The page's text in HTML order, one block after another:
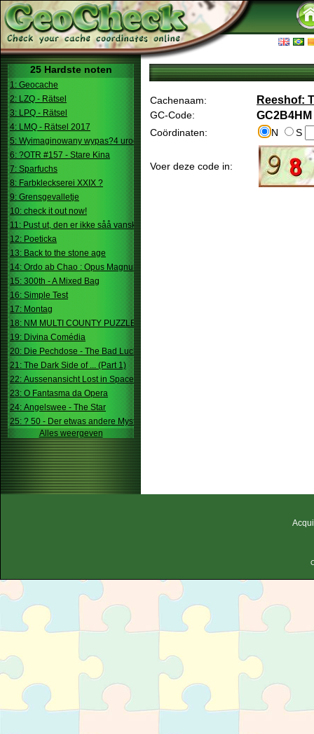
25 Hardste noten
1: Geocache
2: LZQ - Rätsel
3: LPQ - Rätsel
4: LMQ - Rätsel 2017
5: Wyimaginowany wypas?4 urodziny
6: ?OTR #157 - Stare Kina
7: Sparfuchs
8: Farbkleckserei XXIX ?
9: Grensgevalletje
10: check it out now!
11: Pust ut, den er ikke såå vanskelig.
12: Poeticka
13: Back to the stone age
14: Ordo ab Chao : Opus Magnum
15: 300th - A Mixed Bag
16: Simple Test
17: Montag
18: NM MULTI COUNTY PUZZLE
19: Divina Comédia
20: Die Pechdose - The Bad Luck Box
21: The Dark Side of ... (Part 1)
22: Aussenansicht Lost in Space
23: O Fantasma da Opera
24: Angelswee - The Star
25: ? 50 - Der etwas andere Mystery
Alles weergeven
Cachenaam: Reeshof:
GC-Code: GC2B4HM
Coördinaten: N S
Voer deze code in: